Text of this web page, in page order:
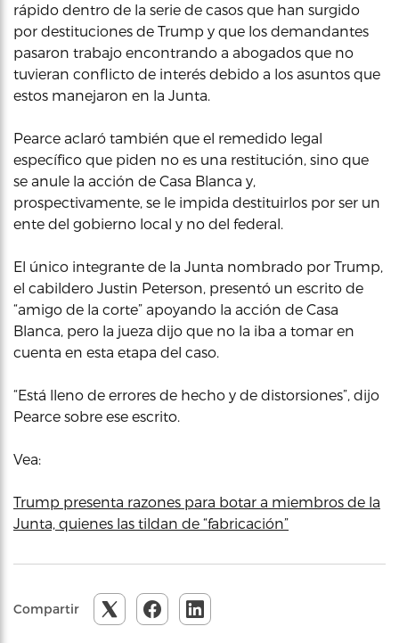
rápido dentro de la serie de casos que han surgido
por destituciones de Trump y que los demandantes
pasaron trabajo encontrando a abogados que no
tuvieran conflicto de interés debido a los asuntos que
estos manejaron en la Junta.
Pearce aclaró también que el remedido legal
específico que piden no es una restitución, sino que
se anule la acción de Casa Blanca y,
prospectivamente, se le impida destituirlos por ser un
ente del gobierno local y no del federal.
El único integrante de la Junta nombrado por Trump,
el cabildero Justin Peterson, presentó un escrito de
“amigo de la corte” apoyando la acción de Casa
Blanca, pero la jueza dijo que no la iba a tomar en
cuenta en esta etapa del caso.
“Está lleno de errores de hecho y de distorsiones”, dijo
Pearce sobre ese escrito.
Vea:
Trump presenta razones para botar a miembros de la
Junta, quienes las tildan de “fabricación”
Compartir